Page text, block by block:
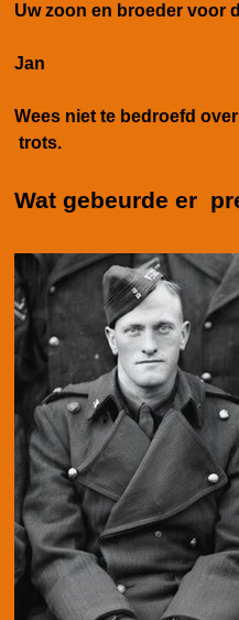
Uw zoon en broeder voor
Jan
Wees niet te bedroefd
trots.
Wat gebeurde er